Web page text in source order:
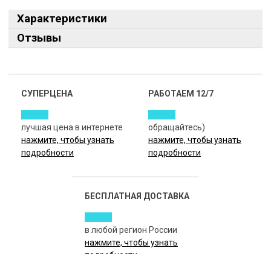
Характеристики
Отзывы
СУПЕРЦЕНА
лучшая цена в интернете
нажмите, чтобы узнать
подробности
РАБОТАЕМ 12/7
обращайтесь)
нажмите, чтобы узнать
подробности
БЕСПЛАТНАЯ ДОСТАВКА
в любой регион России
нажмите, чтобы узнать